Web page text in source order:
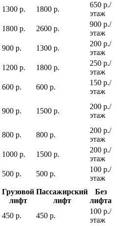
1300 р. 1800 р.
650 р./
этаж
1800 р. 2600 р.
900 р./
этаж
900 р. 1300 р.
200 р./
этаж
1200 р. 1800 р.
250 р./
этаж
600 р. 600 р.
150 р./
этаж
900 р. 1500 р.
200 р./
этаж
800 р. 800 р.
200 р./
этаж
1000 р. 1500 р.
200 р./
этаж
500 р. 500 р.
100 р./
этаж
Грузовой
лифт
Пассажирский
лифт
Без
лифта
450 р. 450 р.
100 р./
этаж